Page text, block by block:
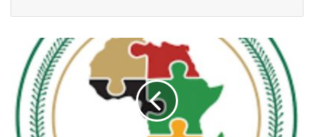
mise
œuvre
de
Zone